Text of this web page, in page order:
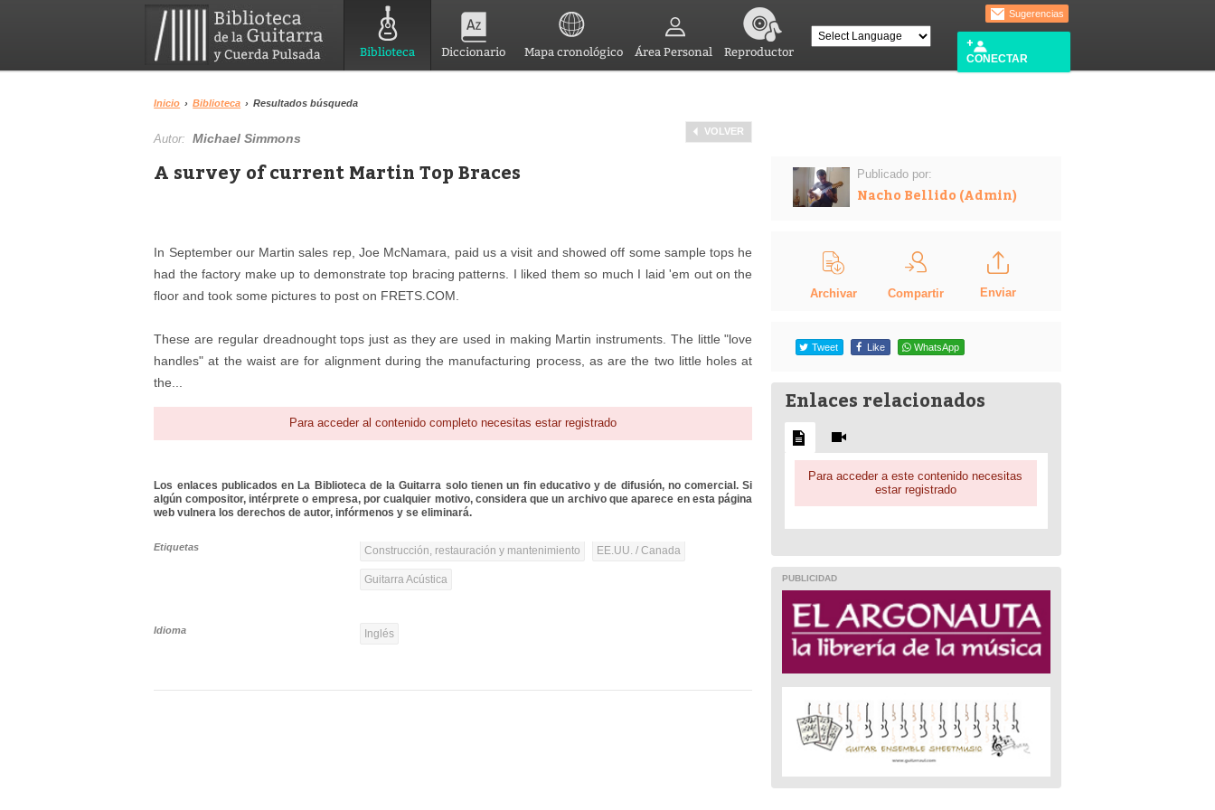
Biblioteca Diccionario Mapa cronológico Área Personal Reproductor
Sugerencias
CONECTAR
Inicio › Biblioteca › Resultados búsqueda
VOLVER
Autor:Michael Simmons
A survey of current Martin Top Braces
In September our Martin sales rep, Joe McNamara, paid us a visit and showed off some sample tops he
had the factory make up to demonstrate top bracing patterns. I liked them so much I laid 'em out on the
floor and took some pictures to post on FRETS.COM.
These are regular dreadnought tops just as they are used in making Martin instruments. The little "love
handles" at the waist are for alignment during the manufacturing process, as are the two little holes at
the...
Para acceder al contenido completo necesitas estar registrado
Los enlaces publicados en La Biblioteca de la Guitarra solo tienen un fin educativo y de difusión, no comercial. Si
algún compositor, intérprete o empresa, por cualquier motivo, considera que un archivo que aparece en esta página
web vulnera los derechos de autor, infórmenos y se eliminará.
Etiquetas Construcción, restauración y mantenimiento EE.UU. / Canada
Guitarra Acústica
Idioma Inglés
Publicado por:
Nacho Bellido (Admin)
Archivar Compartir Enviar
Tweet Like WhatsApp
Enlaces relacionados
Para acceder a este contenido necesitas
estar registrado
PUBLICIDAD